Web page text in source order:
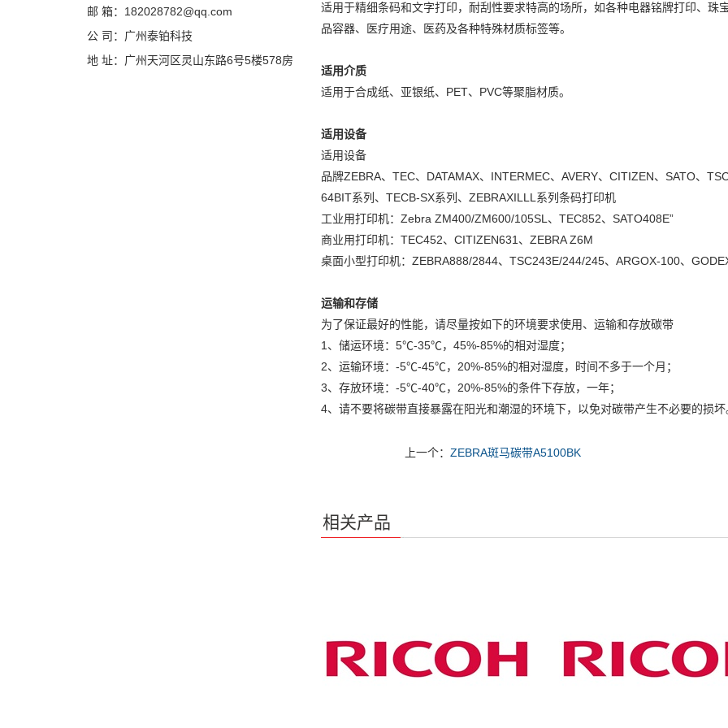
适用于精细条码和文字打印，耐刮性要求特高的场所，如各种电器铭牌打印、珠
品容器、医疗用途、医药及各种特殊材质标签等。
适用介质
适用于合成纸、亚银纸、PET、PVC等聚脂材质。
适用设备
适用设备
品牌ZEBRA、TEC、DATAMAX、INTERMEC、AVERY、CITIZEN、SATO、
64BIT系列、TECB-SX系列、ZEBRAXILLL系列条码打印机
工业用打印机：Zebra ZM400/ZM600/105SL、TEC852、SATO408E”
商业用打印机：TEC452、CITIZEN631、ZEBRA Z6M
桌面小型打印机：ZEBRA888/2844、TSC243E/244/245、ARGOX-100、
运输和存储
为了保证最好的性能，请尽量按如下的环境要求使用、运输和存放碳带
1、储运环境：5℃-35℃，45%-85%的相对湿度；
2、运输环境：-5℃-45℃，20%-85%的相对湿度，时间不多于一个月；
3、存放环境：-5℃-40℃，20%-85%的条件下存放，一年；
4、请不要将碳带直接暴露在阳光和潮湿的环境下，以免对碳带产生不必要的损坏
上一个： ZEBRA斑马碳带A5100BK
相关产品
邮 箱：182028782@qq.com
公 司：广州泰铂科技
地 址：广州天河区灵山东路6号5楼578房